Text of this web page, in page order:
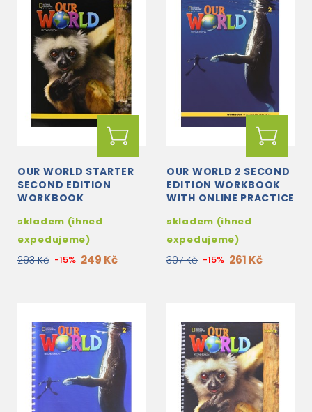
OUR WORLD STARTER
SECOND EDITION
WORKBOOK
skladem (ihned
expedujeme)
293 Kč -15% 249 Kč
OUR WORLD 2 SECOND
EDITION WORKBOOK
WITH ONLINE PRACTICE
skladem (ihned
expedujeme)
307 Kč -15% 261 Kč